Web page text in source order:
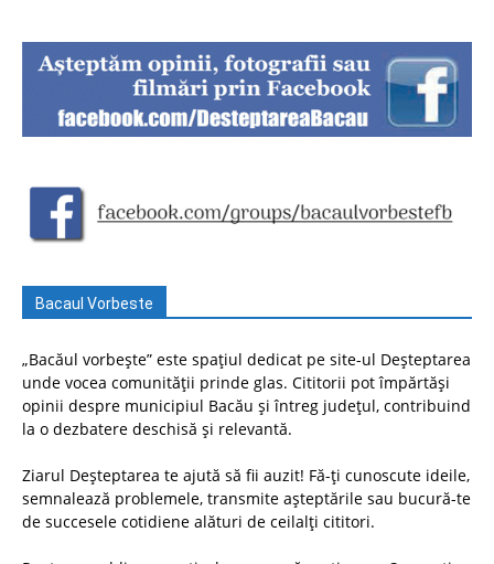
Bacaul Vorbeste
„Bacăul vorbește” este spațiul dedicat pe site-ul Deșteptarea
unde vocea comunității prinde glas. Cititorii pot împărtăși
opinii despre municipiul Bacău și întreg județul, contribuind
la o dezbatere deschisă și relevantă.
Ziarul Deșteptarea te ajută să fii auzit! Fă-ți cunoscute ideile,
semnalează problemele, transmite așteptările sau bucură-te
de succesele cotidiene alături de ceilalți cititori.